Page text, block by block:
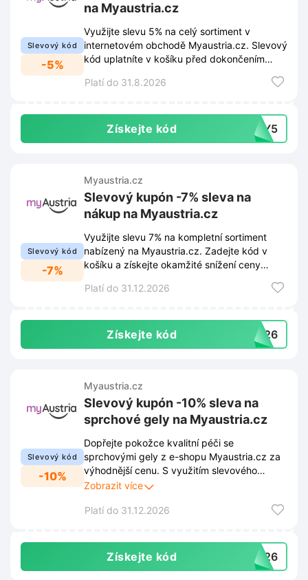
Slevový kód
-5%
na Myaustria.cz
Využijte slevu 5% na celý sortiment v
internetovém obchodě Myaustria.cz. Slevový
kód uplatníte v košíku před dokončením
Platí do 31.8.2026
Získejte kód PAY5
Slevový kód
-7%
Myaustria.cz
Slevový kupón -7% sleva na
nákup na Myaustria.cz
Využijte slevu 7% na kompletní sortiment
nabízený na Myaustria.cz. Zadejte kód v
košíku a získejte okamžité snížení ceny
Platí do 31.12.2026
Získejte kód Q226
Slevový kód
-10%
Myaustria.cz
Slevový kupón -10% sleva na
sprchové gely na Myaustria.cz
Dopřejte pokožce kvalitní péči se
sprchovými gely z e-shopu Myaustria.cz za
výhodnější cenu. S využitím slevového
kupónu získáte na vybraný sortiment slevu
Zobrazit více
Platí do 31.12.2026
Získejte kód SG26